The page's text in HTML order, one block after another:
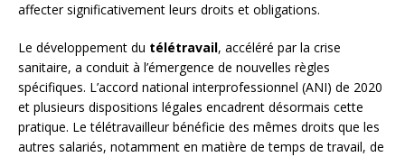
affecter significativement leurs droits et obligations.
Le développement du télétravail, accéléré par la crise
sanitaire, a conduit à l’émergence de nouvelles règles
spécifiques. L’accord national interprofessionnel (ANI) de 2020
et plusieurs dispositions légales encadrent désormais cette
pratique. Le télétravailleur bénéficie des mêmes droits que les
autres salariés, notamment en matière de temps de travail, de